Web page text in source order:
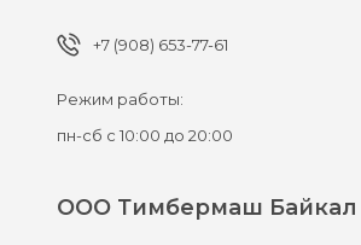
+7 (908) 653-77-61
Режим работы:
пн-сб с 10:00 до 20:00
ООО Тимбермаш Байкал